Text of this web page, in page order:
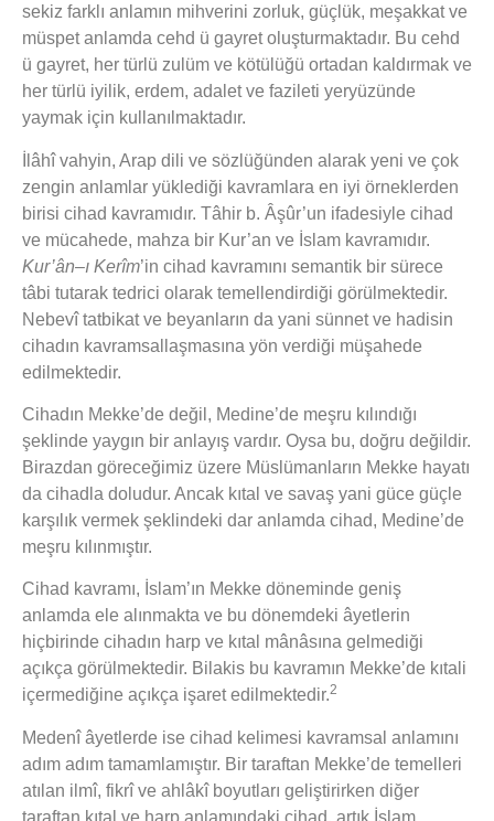
sekiz farklı anlamın mihverini zorluk, güçlük, meşakkat ve
müspet anlamda cehd ü gayret oluşturmaktadır. Bu cehd
ü gayret, her türlü zulüm ve kötülüğü ortadan kaldırmak ve
her türlü iyilik, erdem, adalet ve fazileti yeryüzünde
yaymak için kullanılmaktadır.
İlâhî vahyin, Arap dili ve sözlüğünden alarak yeni ve çok
zengin anlamlar yüklediği kavramlara en iyi örneklerden
birisi cihad kavramıdır. Tâhir b. Âşûr’un ifadesiyle cihad
ve mücahede, mahza bir Kur’an ve İslam kavramıdır.
Kur’ân–ı Kerîm’in cihad kavramını semantik bir sürece
tâbi tutarak tedrici olarak temellendirdiği görülmektedir.
Nebevî tatbikat ve beyanların da yani sünnet ve hadisin
cihadın kavramsallaşmasına yön verdiği müşahede
edilmektedir.
Cihadın Mekke’de değil, Medine’de meşru kılındığı
şeklinde yaygın bir anlayış vardır. Oysa bu, doğru değildir.
Birazdan göreceğimiz üzere Müslümanların Mekke hayatı
da cihadla doludur. Ancak kıtal ve savaş yani güce güçle
karşılık vermek şeklindeki dar anlamda cihad, Medine’de
meşru kılınmıştır.
Cihad kavramı, İslam’ın Mekke döneminde geniş
anlamda ele alınmakta ve bu dönemdeki âyetlerin
hiçbirinde cihadın harp ve kıtal mânâsına gelmediği
açıkça görülmektedir. Bilakis bu kavramın Mekke’de kıtali
içermediğine açıkça işaret edilmektedir.2
Medenî âyetlerde ise cihad kelimesi kavramsal anlamını
adım adım tamamlamıştır. Bir taraftan Mekke’de temelleri
atılan ilmî, fikrî ve ahlâkî boyutları geliştirirken diğer
taraftan kıtal ve harp anlamındaki cihad, artık İslam